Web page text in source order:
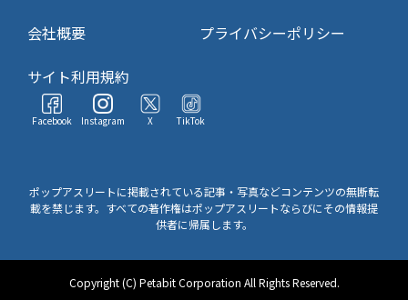
会社概要
プライバシーポリシー
サイト利用規約
Facebook Instagram X TikTok
ポップアスリートに掲載されている記事・写真などコンテンツの無断転
載を禁じます。すべての著作権はポップアスリートならびにその情報提
供者に帰属します。
Copyright (C) Petabit Corporation All Rights Reserved.